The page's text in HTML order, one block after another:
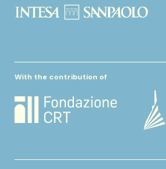
With the contribution of